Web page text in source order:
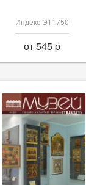
Индекс Э11750
от 545 p